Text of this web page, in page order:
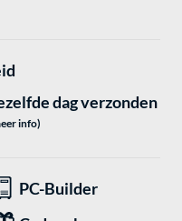
dag verzonden
info)
PC-Builder